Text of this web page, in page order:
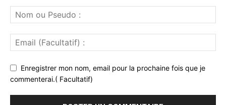
Enregistrer mon nom, email pour la prochaine fois que je
commenterai.( Facultatif)